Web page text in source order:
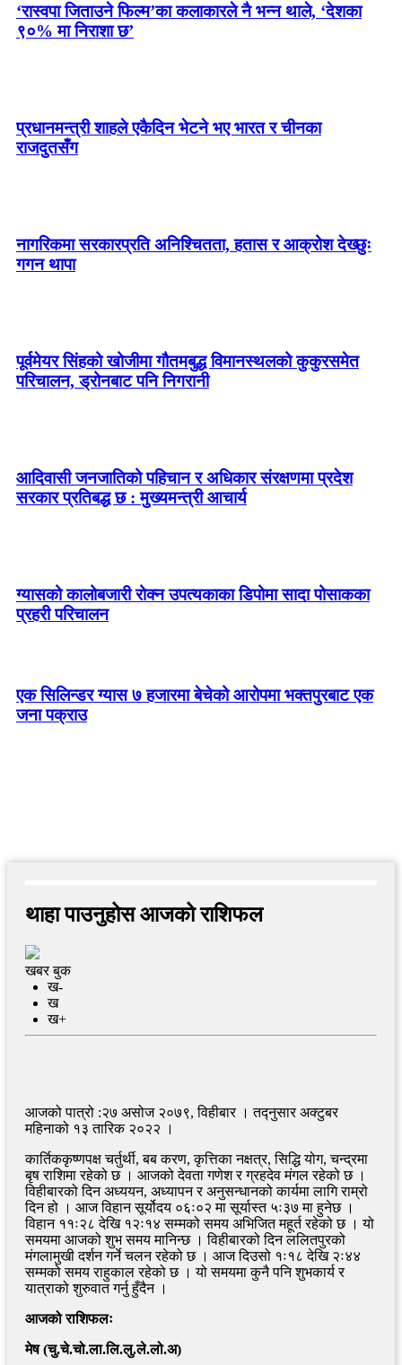
‘रास्वपा जिताउने फिल्म’का कलाकारले नै भन्न थाले, ‘देशका
९०% मा निराशा छ’
प्रधानमन्त्री शाहले एकैदिन भेटने भए भारत र चीनका
राजदुतसँग
नागरिकमा सरकारप्रति अनिश्चितता, हतास र आक्रोश देख्छुः
गगन थापा
पूर्वमेयर सिंहको खोजीमा गौतमबुद्ध विमानस्थलको कुकुरसमेत
परिचालन, ड्रोनबाट पनि निगरानी
आदिवासी जनजातिको पहिचान र अधिकार संरक्षणमा प्रदेश
सरकार प्रतिबद्ध छ : मुख्यमन्त्री आचार्य
ग्यासको कालोबजारी रोक्न उपत्यकाका डिपोमा सादा पोसाकका
प्रहरी परिचालन
एक सिलिन्डर ग्यास ७ हजारमा बेचेको आरोपमा भक्तपुरबाट एक
जना पक्राउ
थाहा पाउनुहोस आजको राशिफल
खबर बुक
ख-
ख
ख+
आजको पात्रो :२७ असोज २०७९, विहीबार । तद्नुसार अक्टुबर
महिनाको १३ तारिक २०२२ ।
कार्तिककृष्णपक्ष चर्तुर्थी, बब करण, कृत्तिका नक्षत्र, सिद्धि योग, चन्द्रमा
बृष राशिमा रहेको छ । आजको देवता गणेश र ग्रहदेव मंगल रहेको छ ।
विहीबारको दिन अध्ययन, अध्यापन र अनुसन्धानको कार्यमा लागि राम्रो
दिन हो । आज विहान सूर्योदय ०६ः०२ मा सूर्यास्त ५ः३७ मा हुनेछ ।
विहान ११ः२८ देखि १२ः१४ सम्मको समय अभिजित महूर्त रहेको छ । यो
समयमा आजको शुभ समय मानिन्छ । विहीबारको दिन ललितपुरको
मंगलामुखी दर्शन गर्ने चलन रहेको छ । आज दिउसो १ः१८ देखि २ः४४
सम्मको समय राहुकाल रहेको छ । यो समयमा कुनै पनि शुभकार्य र
यात्राको शुरुवात गर्नु हुँदैन ।
आजको राशिफलः
मेष (चु.चे.चो.ला.लि.लु.ले.लो.अ)